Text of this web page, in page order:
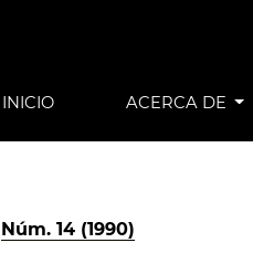
INICIO ACERCA DE
Núm. 14 (1990)